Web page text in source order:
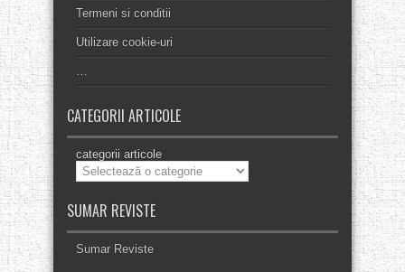
Termeni si conditii
Utilizare cookie-uri
…
CATEGORII ARTICOLE
categorii articole
SUMAR REVISTE
Sumar Reviste